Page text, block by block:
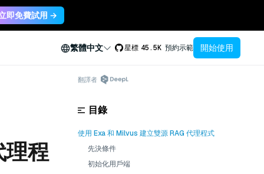
即免費試用 →
繁體中文 星標 45.5K 預約示範 開始使用
理程
翻譯者
目錄
使用 Exa 和 Milvus 建立雙源 RAG 代理程式
先決條件
初始化用戶端